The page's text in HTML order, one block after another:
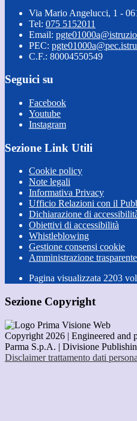
Via Mario Angelucci, 1 -
Tel: 075 5152011
Email:
PEC:
C.F.: 80004550549
Seguici su
Facebook
Youtube
Instagram
Sezione Link Utili
Cookie policy
Note legali
Informativa Privacy
Ufficio Relazioni con il
Dichiarazione di
Obiettivi di accessibilità
Whistleblowing
Gestione consensi cookie
Amministrazione trasparente
Pagina visualizzata 2203
Sezione Copyright
Copyright 2026 | Engineered and
Parma S.p.A. | Divisione
Disclaimer trattamento dati